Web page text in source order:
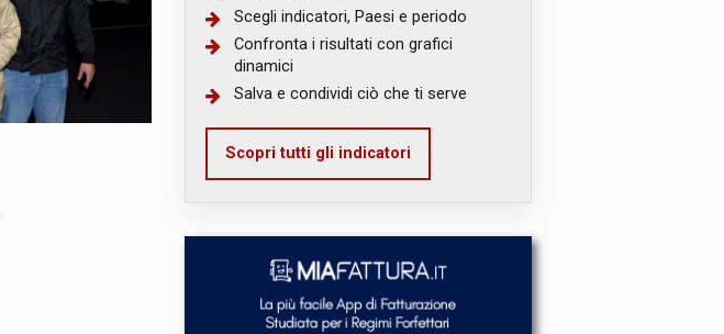
Scegli indicatori, Paesi e periodo
Confronta i risultati con grafici
dinamici
Salva e condividi ciò che ti serve
Scopri tutti gli indicatori